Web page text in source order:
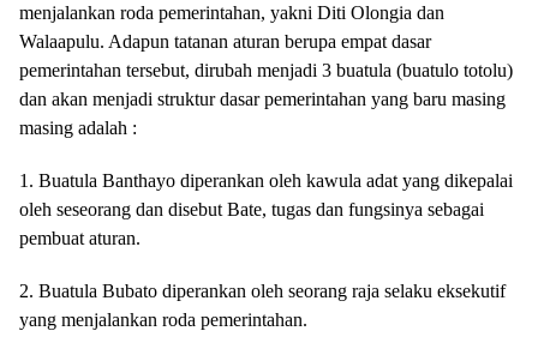
menjalankan roda pemerintahan, yakni Diti Olongia dan
Walaapulu. Adapun tatanan aturan berupa empat dasar
pemerintahan tersebut, dirubah menjadi 3 buatula (buatulo totolu)
dan akan menjadi struktur dasar pemerintahan yang baru masing
masing adalah :
1. Buatula Banthayo diperankan oleh kawula adat yang dikepalai
oleh seseorang dan disebut Bate, tugas dan fungsinya sebagai
pembuat aturan.
2. Buatula Bubato diperankan oleh seorang raja selaku eksekutif
yang menjalankan roda pemerintahan.